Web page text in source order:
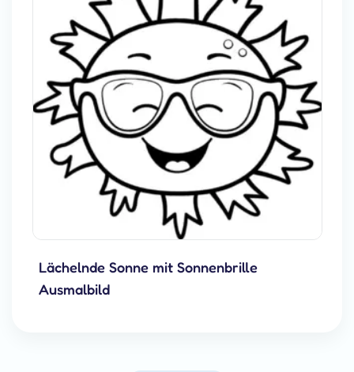
Lächelnde Sonne mit Sonnenbrille
Ausmalbild